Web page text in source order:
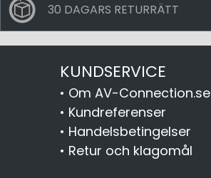
30 DAGARS RETURRÄTT
KUNDSERVICE
• Om AV-Connection.se
• Kundreferenser
• Handelsbetingelser
• Retur och klagomål